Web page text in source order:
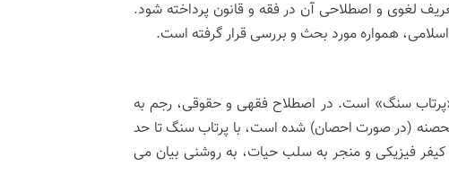
لغوی و اصطلاحی آن در فقه و قانون پرداخته شود.
همواره مورد بحث و بررسی قرار گرفته است.
سنگ» است. در اصطلاح فقهی و حقوقی، رجم به
(در صورت احصان) شده است، با پرتاب سنگ تا حد
فیزیکی و منجر به سلب حیات، به روشنی بیان می